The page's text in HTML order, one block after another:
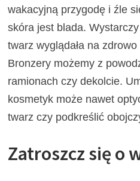
wakacyjną przygodę i źle
skóra jest blada.
twarz wyglądała na
Bronzery możemy z
ramionach czy dekolcie.
kosmetyk może nawet
twarz czy podkreślić
Zatroszcz się o